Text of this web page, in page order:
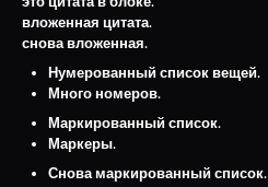
вложенная цитата.
снова вложенная.
Нумерованный список вещей.
Много номеров.
Маркированный список.
Маркеры.
Снова маркированный список.